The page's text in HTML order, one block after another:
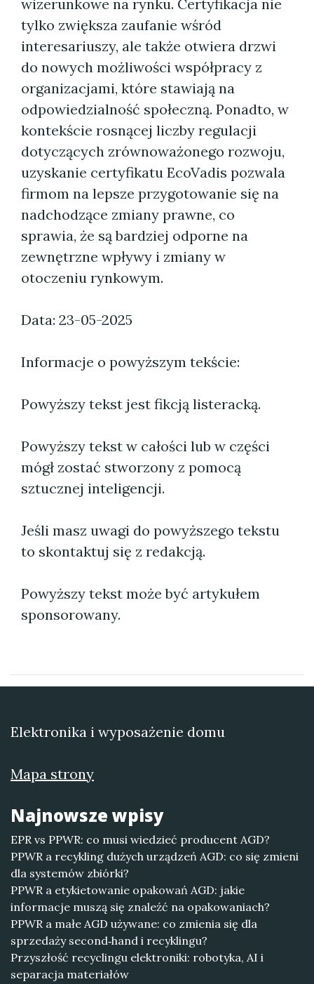
wizerunkowe na rynku. Certyfikacja nie
tylko zwiększa zaufanie wśród
interesariuszy, ale także otwiera drzwi
do nowych możliwości współpracy z
organizacjami, które stawiają na
odpowiedzialność społeczną. Ponadto, w
kontekście rosnącej liczby regulacji
dotyczących zrównoważonego rozwoju,
uzyskanie certyfikatu EcoVadis pozwala
firmom na lepsze przygotowanie się na
nadchodzące zmiany prawne, co
sprawia, że są bardziej odporne na
zewnętrzne wpływy i zmiany w
otoczeniu rynkowym.
Data: 23-05-2025
Informacje o powyższym tekście:
Powyższy tekst jest fikcją listeracką.
Powyższy tekst w całości lub w części
mógł zostać stworzony z pomocą
sztucznej inteligencji.
Jeśli masz uwagi do powyższego tekstu
to skontaktuj się z redakcją.
Powyższy tekst może być artykułem
sponsorowany.
Elektronika i wyposażenie domu
Mapa strony
Najnowsze wpisy
EPR vs PPWR: co musi wiedzieć producent AGD?
PPWR a recykling dużych urządzeń AGD: co się zmieni
dla systemów zbiórki?
PPWR a etykietowanie opakowań AGD: jakie
informacje muszą się znaleźć na opakowaniach?
PPWR a małe AGD używane: co zmienia się dla
sprzedaży second‑hand i recyklingu?
Przyszłość recyclingu elektroniki: robotyka, AI i
separacja materiałów